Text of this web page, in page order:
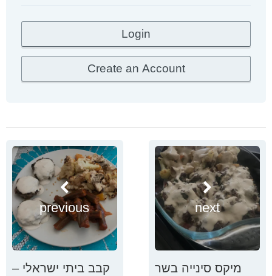
previous
קבב ביתי ישראלי –
next
מיקס סינייה בשר